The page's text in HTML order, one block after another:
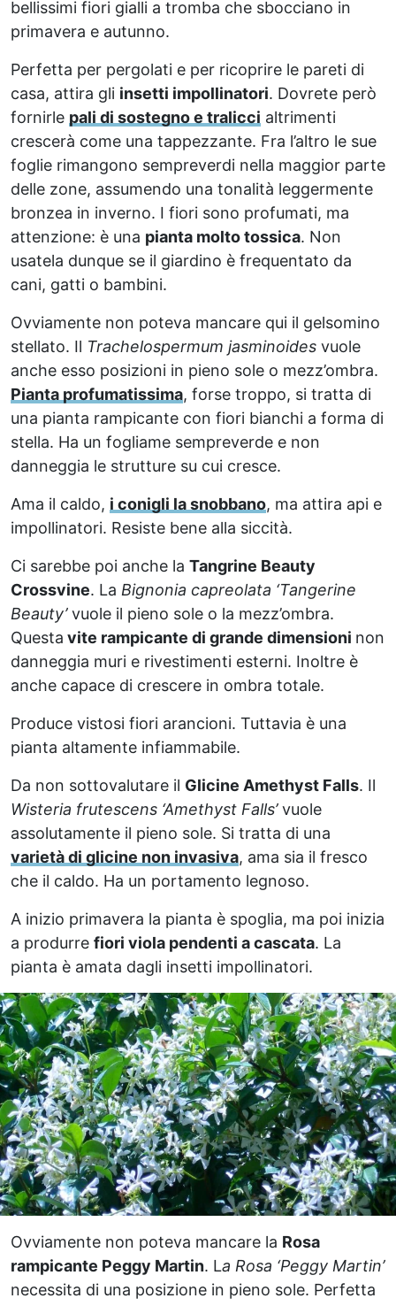
bellissimi fiori gialli a tromba che sbocciano in
primavera e autunno.
Perfetta per pergolati e per ricoprire le pareti di
casa, attira gli insetti impollinatori. Dovrete però
fornirle pali di sostegno e tralicci altrimenti
crescerà come una tappezzante. Fra l’altro le sue
foglie rimangono sempreverdi nella maggior parte
delle zone, assumendo una tonalità leggermente
bronzea in inverno. I fiori sono profumati, ma
attenzione: è una pianta molto tossica. Non
usatela dunque se il giardino è frequentato da
cani, gatti o bambini.
Ovviamente non poteva mancare qui il gelsomino
stellato. Il Trachelospermum jasminoides vuole
anche esso posizioni in pieno sole o mezz’ombra.
Pianta profumatissima, forse troppo, si tratta di
una pianta rampicante con fiori bianchi a forma di
stella. Ha un fogliame sempreverde e non
danneggia le strutture su cui cresce.
Ama il caldo, i conigli la snobbano, ma attira api e
impollinatori. Resiste bene alla siccità.
Ci sarebbe poi anche la Tangrine Beauty
Crossvine. La Bignonia capreolata ‘Tangerine
Beauty’vuole il pieno sole o la mezz’ombra.
Questa vite rampicante di grande dimensioni non
danneggia muri e rivestimenti esterni. Inoltre è
anche capace di crescere in ombra totale.
Produce vistosi fiori arancioni. Tuttavia è una
pianta altamente infiammabile.
Da non sottovalutare il Glicine Amethyst Falls. Il
Wisteria frutescens ‘Amethyst Falls’vuole
assolutamente il pieno sole. Si tratta di una
varietà di glicine non invasiva, ama sia il fresco
che il caldo. Ha un portamento legnoso.
A inizio primavera la pianta è spoglia, ma poi inizia
a produrre fiori viola pendenti a cascata. La
pianta è amata dagli insetti impollinatori.
Ovviamente non poteva mancare la Rosa
rampicante Peggy Martin. La Rosa ‘Peggy Martin’
necessita di una posizione in pieno sole. Perfetta